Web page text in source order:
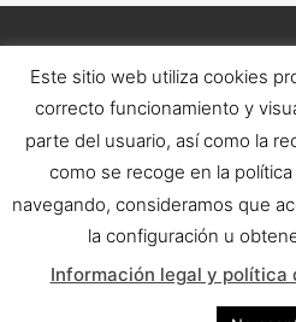
Copyright © 2026 Orgullo
Este sitio web utiliza cookies
correcto funcionamiento y
parte del usuario, así como la
como se recoge en la
navegando, consideramos que
la configuración u
Información legal y política